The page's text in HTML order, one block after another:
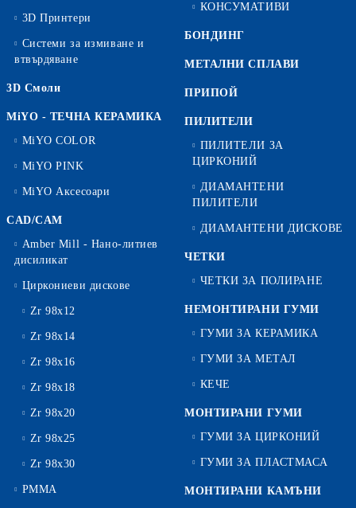
3D Принтери
Системи за измиване и
втвърдяване
3D Смоли
MiYO - ТЕЧНА КЕРАМИКА
MiYO COLOR
MiYO PINK
MiYO Аксесоари
CAD/CAM
Amber Mill - Нано-литиев
дисиликат
Циркониеви дискове
Zr 98x12
Zr 98x14
Zr 98x16
Zr 98x18
Zr 98x20
Zr 98x25
Zr 98x30
PMMA
КОНСУМАТИВИ
БОНДИНГ
МЕТАЛНИ СПЛАВИ
ПРИПОЙ
ПИЛИТЕЛИ
ПИЛИТЕЛИ ЗА
ЦИРКОНИЙ
ДИАМАНТЕНИ
ПИЛИТЕЛИ
ДИАМАНТЕНИ ДИСКОВЕ
ЧЕТКИ
ЧЕТКИ ЗА ПОЛИРАНЕ
НЕМОНТИРАНИ ГУМИ
ГУМИ ЗА КЕРАМИКА
ГУМИ ЗА МЕТАЛ
КЕЧЕ
МОНТИРАНИ ГУМИ
ГУМИ ЗА ЦИРКОНИЙ
ГУМИ ЗА ПЛАСТМАСА
МОНТИРАНИ КАМЪНИ